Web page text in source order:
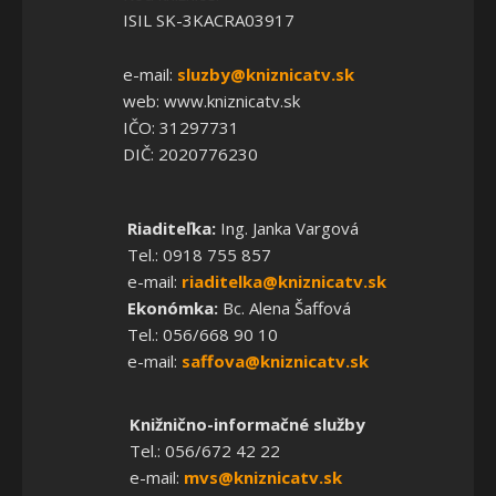
ISIL SK-3KACRA03917
e-mail: sluzby@kniznicatv.sk
web: www.kniznicatv.sk
IČO: 31297731
DIČ: 2020776230
Riaditeľka:Ing. Janka Vargová
Tel.: 0918 755 857
e-mail: riaditelka@kniznicatv.sk
Ekonómka:Bc. Alena Šaffová
Tel.: 056/668 90 10
e-mail: saffova@kniznicatv.sk
Knižnično-informačné služby
Tel.: 056/672 42 22
e-mail: mvs@kniznicatv.sk